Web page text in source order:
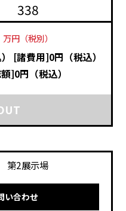
338
万円（税別）
[諸費用]0円（税込）
]0円（税込）
第2展示場
い合わせ